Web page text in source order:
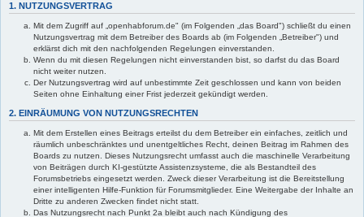
1. NUTZUNGSVERTRAG
Mit dem Zugriff auf „openhabforum.de" (im Folgenden „das Board") schließt du einen
Nutzungsvertrag mit dem Betreiber des Boards ab (im Folgenden „Betreiber") und
erklärst dich mit den nachfolgenden Regelungen einverstanden.
Wenn du mit diesen Regelungen nicht einverstanden bist, so darfst du das Board
nicht weiter nutzen.
Der Nutzungsvertrag wird auf unbestimmte Zeit geschlossen und kann von beiden
Seiten ohne Einhaltung einer Frist jederzeit gekündigt werden.
2. EINRÄUMUNG VON NUTZUNGSRECHTEN
Mit dem Erstellen eines Beitrags erteilst du dem Betreiber ein einfaches, zeitlich und
räumlich unbeschränktes und unentgeltliches Recht, deinen Beitrag im Rahmen des
Boards zu nutzen. Dieses Nutzungsrecht umfasst auch die maschinelle Verarbeitung
von Beiträgen durch KI-gestützte Assistenzsysteme, die als Bestandteil des
Forumsbetriebs eingesetzt werden. Zweck dieser Verarbeitung ist die Bereitstellung
einer intelligenten Hilfe-Funktion für Forumsmitglieder. Eine Weitergabe der Inhalte an
Dritte zu anderen Zwecken findet nicht statt.
Das Nutzungsrecht nach Punkt 2a bleibt auch nach Kündigung des